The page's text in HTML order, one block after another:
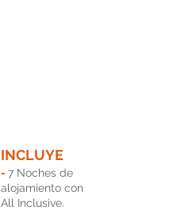
INCLUYE
- 7 Noches de
alojamiento con
All Inclusive.